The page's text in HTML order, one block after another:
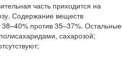
часть приходится на
Содержание веществ
38–40% против 35–37%. Остальные
сахарозой;